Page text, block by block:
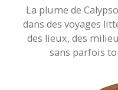
La plume de
dans des voyages
des lieux, des
sans parfois